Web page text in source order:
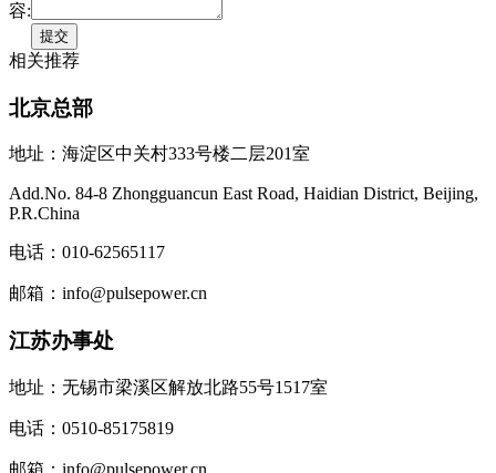
容:
相关推荐
北京总部
地址：海淀区中关村333号楼二层201室
Add.No. 84-8 Zhongguancun East Road, Haidian District, Beijing,
P.R.China
电话：010-62565117
邮箱：info@pulsepower.cn
江苏办事处
地址：无锡市梁溪区解放北路55号1517室
电话：0510-85175819
邮箱：info@pulsepower.cn